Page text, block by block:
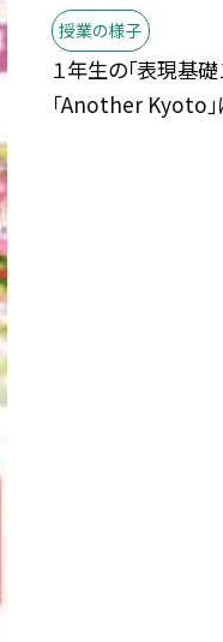
授業の様子
１年生の「表現基
「Another Kyoto